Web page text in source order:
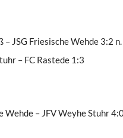
– JSG Friesische Wehde 3:2 n.
– FC Rastede 1:3
Wehde – JFV Weyhe Stuhr